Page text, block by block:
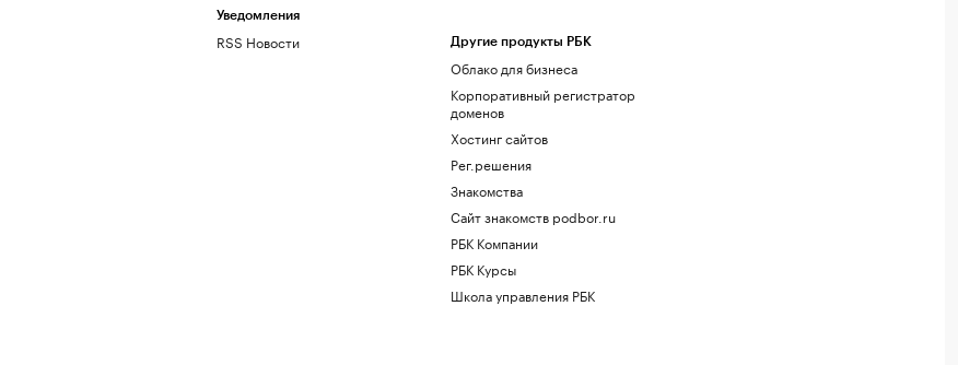
Уведомления
RSS Новости Другие продукты РБК
Облако для бизнеса
Корпоративный регистратор
доменов
Хостинг сайтов
Рег.решения
Знакомства
Сайт знакомств podbor.ru
РБК Компании
РБК Курсы
Школа управления РБК